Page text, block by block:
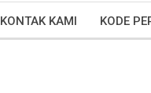
KONTAK KAMI KODE